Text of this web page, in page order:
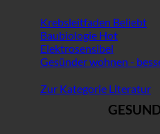
Krebsleitfaden
Baubiologie
Elektrosensibel
Gesünder wohnen -
Zur Kategorie Literatur